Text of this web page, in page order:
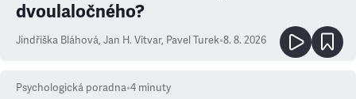
dvoulaločného?
Jindřiška Bláhová, Jan H. Vitvar, Pavel Turek•8. 8. 2026
Psychologická poradna•4 minuty